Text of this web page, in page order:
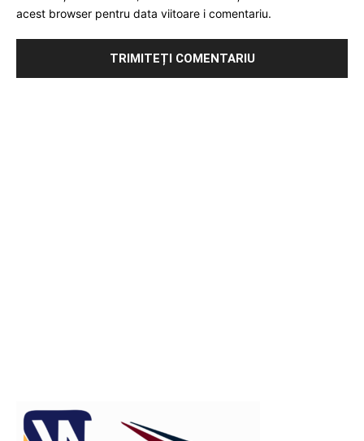
acest browser pentru data viitoare i comentariu.